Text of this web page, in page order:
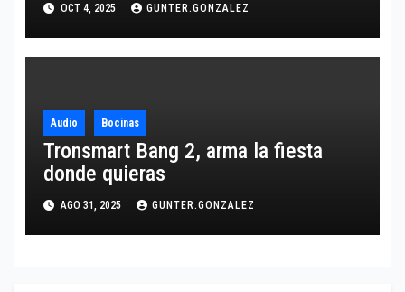
OCT 4, 2025 GUNTER.GONZALEZ
Audio Bocinas
Tronsmart Bang 2, arma la fiesta
donde quieras
AGO 31, 2025 GUNTER.GONZALEZ